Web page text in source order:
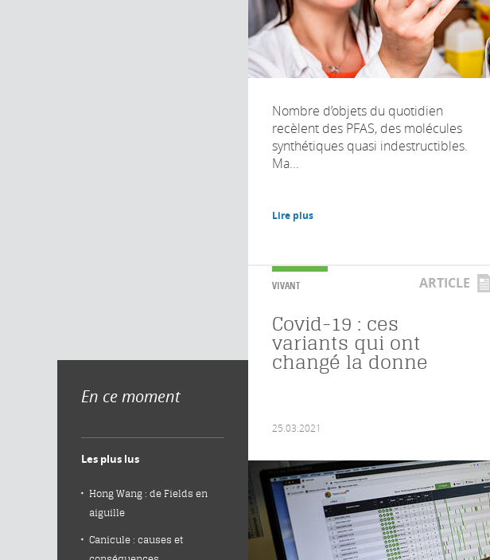
Nombre d’objets du quotidien
recèlent des PFAS, des molécules
synthétiques quasi indestructibles.
Ma...
Lire plus
VIVANT ARTICLE
Covid-19 : ces
variants qui ont
changé la donne
25.03.2021
En ce moment
Les plus lus
Hong Wang : de Fields en
aiguille
Canicule : causes et